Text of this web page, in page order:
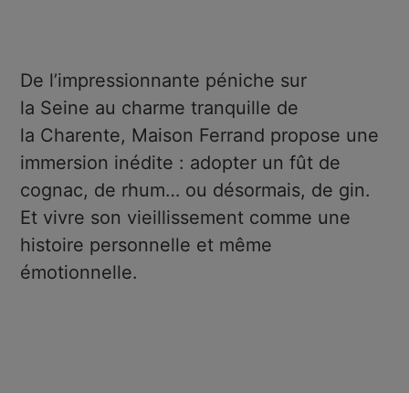
De l’impressionnante péniche sur
la Seine au charme tranquille de
la Charente, Maison Ferrand propose une
immersion inédite : adopter un fût de
cognac, de rhum… ou désormais, de gin.
Et vivre son vieillissement comme une
histoire personnelle et même
émotionnelle.